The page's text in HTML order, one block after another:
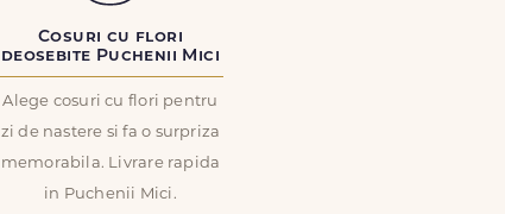
Cosuri cu flori
deosebite Puchenii Mici
Alege cosuri cu flori pentru
zi de nastere si fa o surpriza
memorabila. Livrare rapida
in Puchenii Mici.